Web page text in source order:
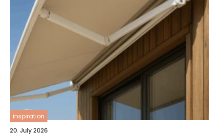
inspiration
20. July 2026